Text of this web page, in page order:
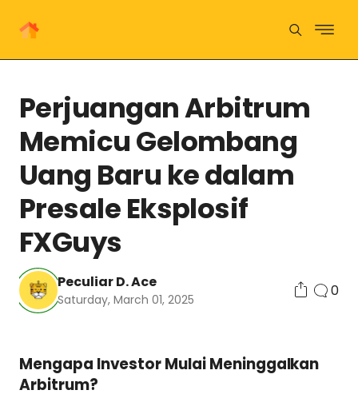
Perjuangan Arbitrum
Memicu Gelombang
Uang Baru ke dalam
Presale Eksplosif
FXGuys
Peculiar D. Ace
Saturday, March 01, 2025
0
Mengapa Investor Mulai Meninggalkan
Arbitrum?